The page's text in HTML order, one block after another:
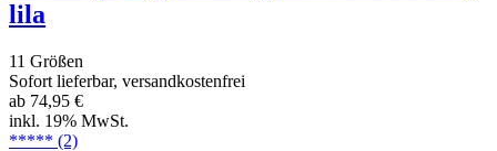
lila
11 Größen
Sofort lieferbar, versandkostenfrei
ab 74,95 €
inkl. 19% MwSt.
***** (2)